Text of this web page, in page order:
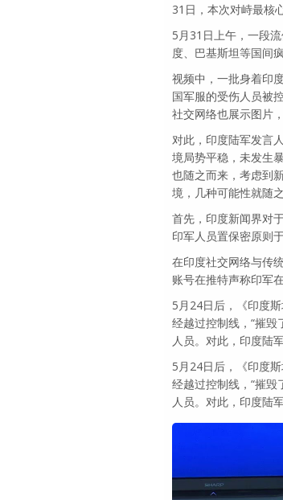
31日，本次对峙最核
5月31日上午，一段
度、巴基斯坦等国间疯
视频中，一批身着印
国军服的受伤人员被
社交网络也展示图片
对此，印度陆军发言
境局势平稳，未发生
也随之而来，考虑到
境，几种可能性就随之
首先，印度新闻界对
印军人员置保密原则于
在印度社交网络与传
账号在推特声称印军
5月24日后，《印度
经越过控制线，“摧
人员。对此，印度陆
5月24日后，《印度
经越过控制线，“摧
人员。对此，印度陆